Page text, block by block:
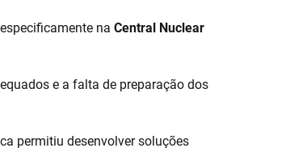
naCentral Nuclear
e a falta de preparação dos
permitiu desenvolver soluções